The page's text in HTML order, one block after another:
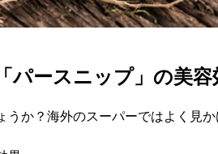
パースニップ」の美容
うか？海外のスーパーではよく見